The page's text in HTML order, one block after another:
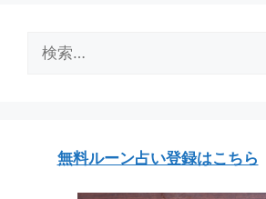
索:
無料ルーン占い登録はこちら